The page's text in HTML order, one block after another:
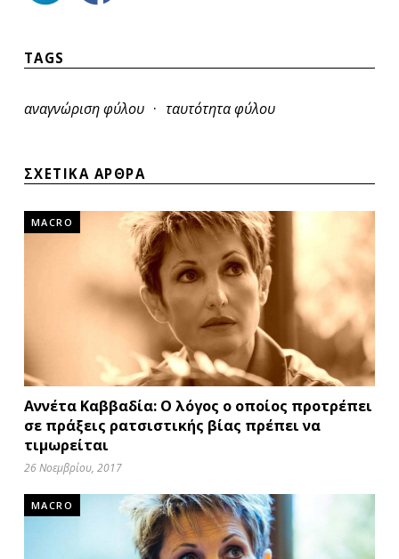
TAGS
αναγνώριση φύλου · ταυτότητα φύλου
ΣΧΕΤΙΚΑ ΑΡΘΡΑ
MACRO
Αννέτα Καββαδία: Ο λόγος ο οποίος προτρέπει
σε πράξεις ρατσιστικής βίας πρέπει να
τιμωρείται
26 Νοεμβρίου, 2017
MACRO